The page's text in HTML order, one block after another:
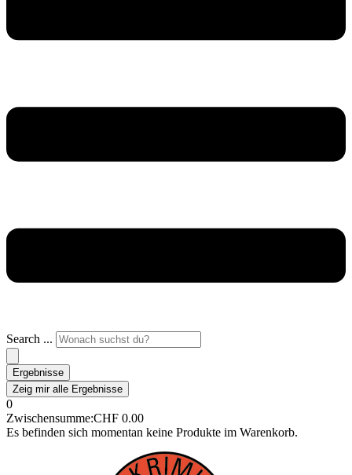
Search ...
Ergebnisse
Zeig mir alle Ergebnisse
0
Zwischensumme:CHF 0.00
Es befinden sich momentan keine Produkte im Warenkorb.